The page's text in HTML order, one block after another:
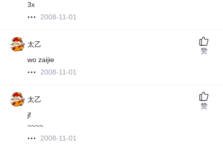
3x
2008-11-01
太乙
wo zaijie
2008-11-01
赞
太乙
jf
~~~~
2008-11-01
赞